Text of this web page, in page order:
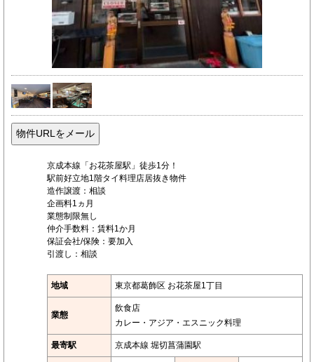
京成本線「お花茶屋駅」徒歩1分！
駅前好立地1階タイ料理店居抜き物件
造作譲渡：相談
企画料1ヵ月
業態制限無し
仲介手数料：賃料1か月
保証会社/保険：要加入
引渡し：相談
地域 東京都葛飾区 お花茶屋1丁目
業態
飲食店
カレー・アジア・エスニック料理
最寄駅 京成本線 堀切菖蒲園駅